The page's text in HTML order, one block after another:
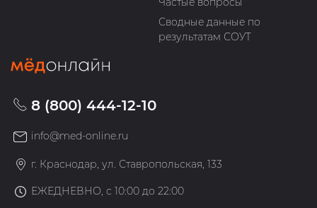
Сводные данные по
результатам СОУТ
8 (800) 444-12-10
info@med-online.ru
г. Краснодар, ул. Ставропольская, 133
ЕЖЕДНЕВНО, с 10:00 до 22:00